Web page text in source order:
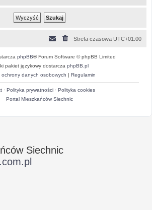
Strefa czasowa UTC+01:00
phpBB® Forum Software © phpBB Limited
pakiet językowy dostarcza phpBB.pl
ochrony danych osobowych | Regulamin
· Polityka prywatności· Polityka cookies
Portal Mieszkańców Siechnic
Siechnic